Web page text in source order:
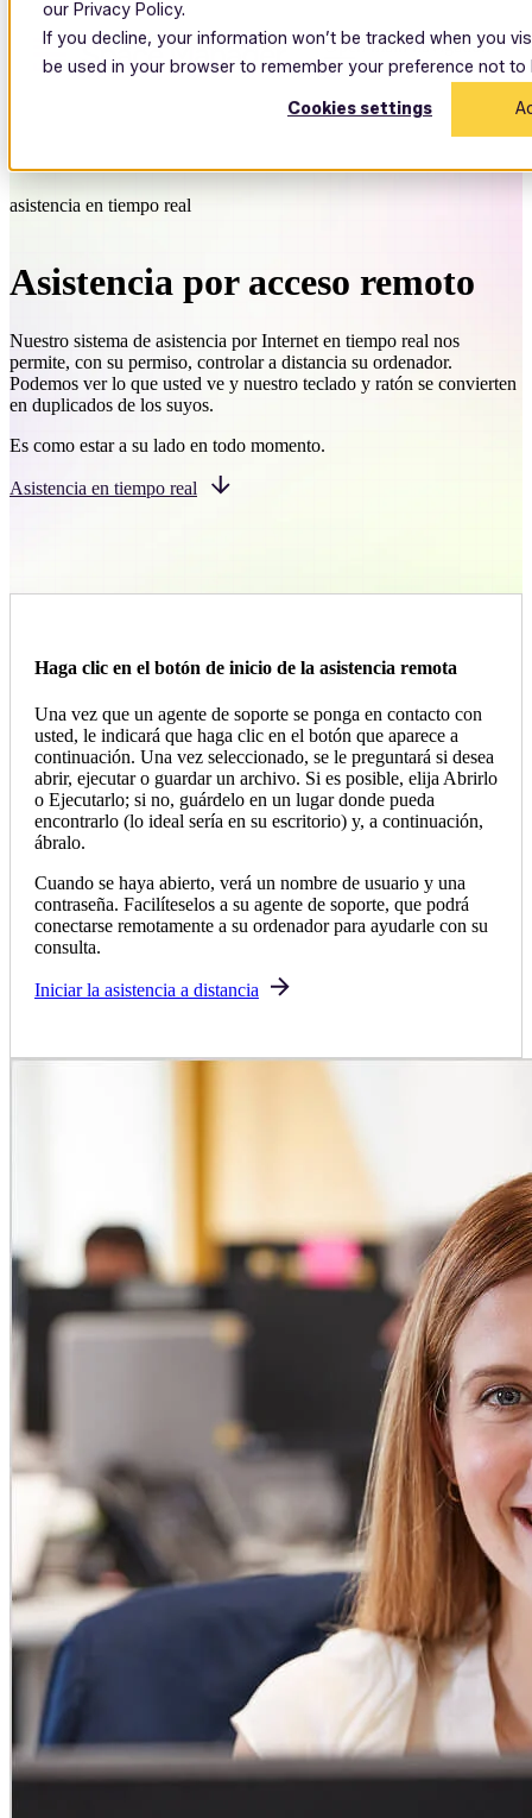
our Privacy Policy.
If you decline, your information won’t be tracked when you
be used in your browser to remember your preference not to
Cookies settings
Open main navigation
asistencia en tiempo real
Asistencia por acceso remoto
Nuestro sistema de asistencia por Internet en tiempo real nos
permite, con su permiso, controlar a distancia su ordenador.
Podemos ver lo que usted ve y nuestro teclado y ratón se convierten
en duplicados de los suyos.
Es como estar a su lado en todo momento.
Asistencia en tiempo real
Haga clic en el botón de inicio de la asistencia remota
Una vez que un agente de soporte se ponga en contacto con
usted, le indicará que haga clic en el botón que aparece a
continuación. Una vez seleccionado, se le preguntará si desea
abrir, ejecutar o guardar un archivo. Si es posible, elija Abrirlo
o Ejecutarlo; si no, guárdelo en un lugar donde pueda
encontrarlo (lo ideal sería en su escritorio) y, a continuación,
ábralo.
Cuando se haya abierto, verá un nombre de usuario y una
contraseña. Facilíteselos a su agente de soporte, que podrá
conectarse remotamente a su ordenador para ayudarle con su
consulta.
Iniciar la asistencia a distancia